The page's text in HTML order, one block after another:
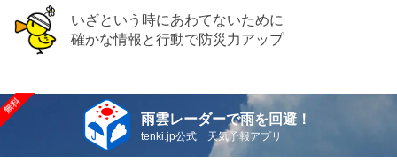
いざという時にあわてないために
確かな情報と行動で防災力アップ
雨雲レーダーで雨を回避！
tenki.jp公式 天気予報アプリ